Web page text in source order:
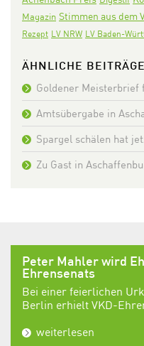
Magazin Stimmen aus dem
Rezept LV NRW LV Baden-
ÄHNLICHE BEITRÄGE
Goldener Meisterbrief
Amtsübergabe in
Spargel schälen hat
Zu Gast in
Peter Mahler wird
Ehrensenats
Bei einer feierlichen
Berlin erhielt VKD-
weiterlesen